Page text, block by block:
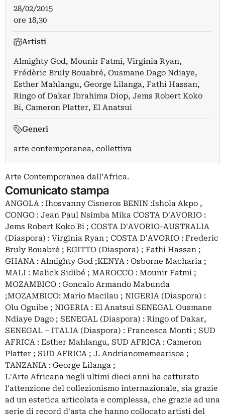
28/02/2015
ore 18,30
Artisti
Almighty God, Mounir Fatmi, Virginia Ryan,
Frédèric Bruly Bouabré, Ousmane Dago Ndiaye,
Esther Mahlangu, George Lilanga, Fathi Hassan,
Ringo of Dakar Ibrahima Diop, Jems Robert Koko
Bi, Cameron Platter, El Anatsui
Generi
arte contemporanea, collettiva
Arte Contemporanea dall’Africa.
Comunicato stampa
ANGOLA : Ihosvanny Cisneros BENIN :Ishola Akpo ,
CONGO : Jean Paul Nsimba Mika COSTA D'AVORIO :
Jems Robert Koko Bi ; COSTA D'AVORIO-AUSTRALIA
(Diaspora) : Virginia Ryan ; COSTA D'AVORIO : Frederic
Bruly Bouabré ; EGITTO (Diaspora) ; Fathi Hassan ;
GHANA : Almighty God ;KENYA : Osborne Macharia ;
MALI : Malick Sidibé ; MAROCCO : Mounir Fatmi ;
MOZAMBICO : Goncalo Armando Mabunda
;MOZAMBICO: Mario Macilau ; NIGERIA (Diaspora) :
Olu Oguibe ; NIGERIA : El Anatsui SENEGAL Ousmane
Ndiaye Dago ; SENEGAL (Diaspora) : Ringo of Dakar,
SENEGAL – ITALIA (Diaspora) : Francesca Monti ; SUD
AFRICA : Esther Mahlangu, SUD AFRICA : Cameron
Platter ; SUD AFRICA ; J. Andrianomemearisoa ;
TANZANIA : George Lilanga ;
L'Arte Africana negli ultimi dieci anni ha catturato
l'attenzione del collezionismo internazionale, sia grazie
ad un estetica articolata e complessa, che grazie ad una
serie di record d'asta che hanno collocato artisti del